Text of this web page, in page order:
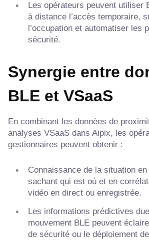
Les opérateurs peuvent utiliser
à distance l’accès temporaire,
l’occupation et automatiser les
sécurité.
Synergie entre
BLE et VSaaS
En combinant les données de
analyses VSaaS dans Aipix, les
gestionnaires peuvent obtenir :
Connaissance de la situation
sachant qui est où et en
vidéo en direct ou enregistrée.
Les informations prédictives
mouvement BLE peuvent
de sécurité ou le déploiement